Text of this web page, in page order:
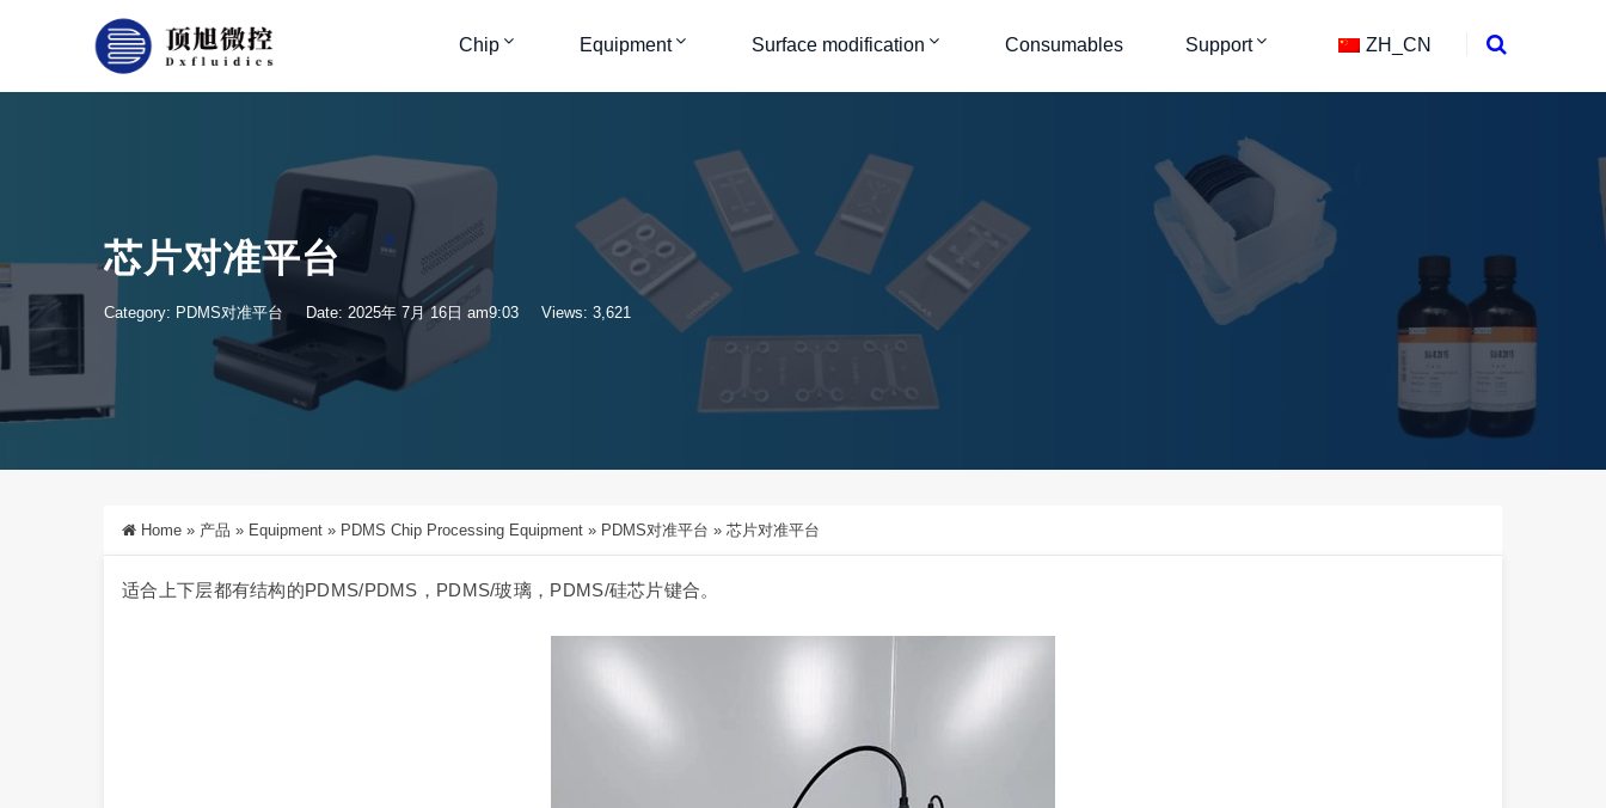
Chip Equipment Surface modification Consumables Support ZH_CN
芯片对准平台
Category: PDMS对准平台 Date: 2025年 7月 16日 am9:03 Views: 3,621
Home » 产品 » Equipment » PDMS Chip Processing Equipment » PDMS对准平台 » 芯片对准平台
适合上下层都有结构的PDMS/PDMS，PDMS/玻璃，PDMS/硅芯片键合。